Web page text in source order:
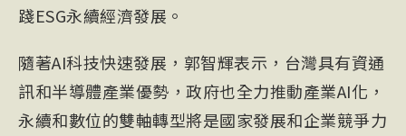
踐ESG永續經濟發展。
隨著AI科技快速發展，郭智輝表示，台灣具有資通
訊和半導體產業優勢，政府也全力推動產業AI化，
永續和數位的雙軸轉型將是國家發展和企業競爭力